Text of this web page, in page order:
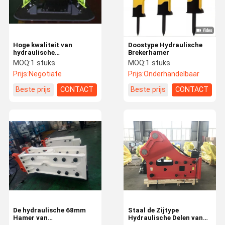
Doostype Hydraulische
Brekerhamer
MOQ:1 stuks
Prijs:Onderhandelbaar
Beste prijs
CONTACT
Hoge kwaliteit van
hydraulische
compactoren voor
graafmachines voor
graafmachines/brekers
MOQ:1 stuks
Prijs:Negotiate
Beste prijs
CONTACT
Staal de Zijtype
Hydraulische Delen van
De hydraulische 68mm
Hamer van